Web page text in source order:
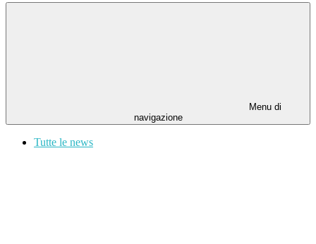
Menu di
navigazione
Tutte le news